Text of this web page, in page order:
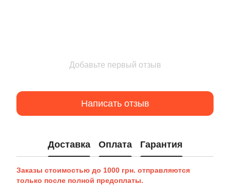
Добавьте первый отзыв
Написать отзыв
Доставка Оплата Гарантия
Заказы стоимостью до 1000 грн. отправляются
только после полной предоплаты.